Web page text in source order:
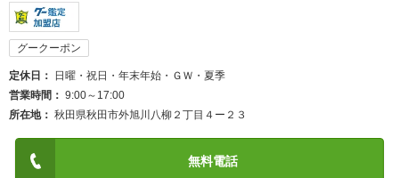
グークーポン
定休日
日曜・祝日・年末年始・ＧＷ・夏季
営業時間
9:00～17:00
所在地
秋田県秋田市外旭川八柳２丁目４ー２３
無料電話